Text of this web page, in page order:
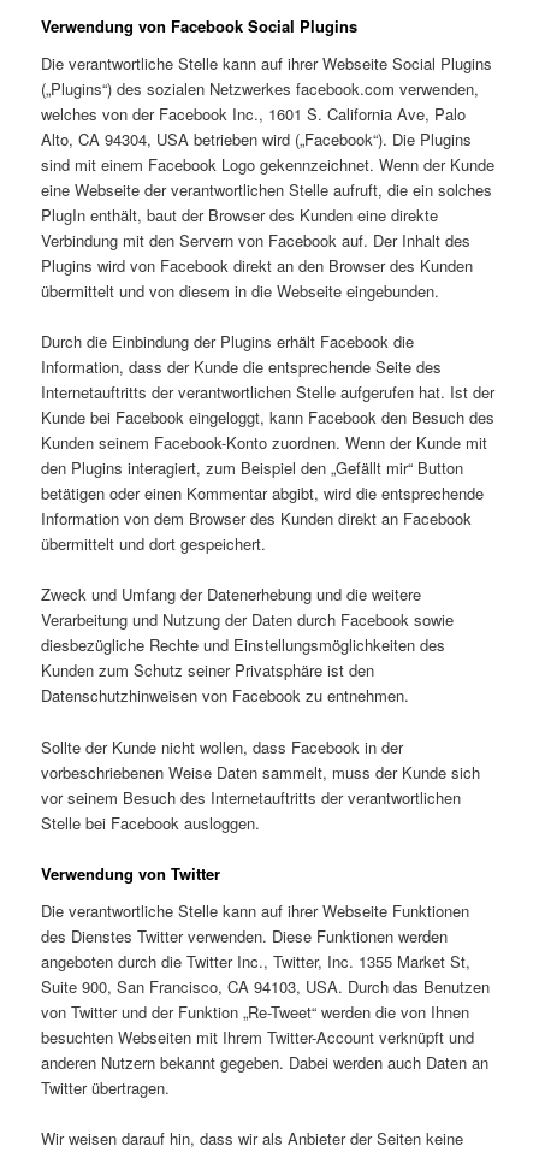
Verwendung von Facebook Social Plugins
Die verantwortliche Stelle kann auf ihrer Webseite Social Plugins
(„Plugins“) des sozialen Netzwerkes facebook.com verwenden,
welches von der Facebook Inc., 1601 S. California Ave, Palo
Alto, CA 94304, USA betrieben wird („Facebook“). Die Plugins
sind mit einem Facebook Logo gekennzeichnet. Wenn der Kunde
eine Webseite der verantwortlichen Stelle aufruft, die ein solches
PlugIn enthält, baut der Browser des Kunden eine direkte
Verbindung mit den Servern von Facebook auf. Der Inhalt des
Plugins wird von Facebook direkt an den Browser des Kunden
übermittelt und von diesem in die Webseite eingebunden.
Durch die Einbindung der Plugins erhält Facebook die
Information, dass der Kunde die entsprechende Seite des
Internetauftritts der verantwortlichen Stelle aufgerufen hat. Ist der
Kunde bei Facebook eingeloggt, kann Facebook den Besuch des
Kunden seinem Facebook-Konto zuordnen. Wenn der Kunde mit
den Plugins interagiert, zum Beispiel den „Gefällt mir“ Button
betätigen oder einen Kommentar abgibt, wird die entsprechende
Information von dem Browser des Kunden direkt an Facebook
übermittelt und dort gespeichert.
Zweck und Umfang der Datenerhebung und die weitere
Verarbeitung und Nutzung der Daten durch Facebook sowie
diesbezügliche Rechte und Einstellungsmöglichkeiten des
Kunden zum Schutz seiner Privatsphäre ist den
Datenschutzhinweisen von Facebook zu entnehmen.
Sollte der Kunde nicht wollen, dass Facebook in der
vorbeschriebenen Weise Daten sammelt, muss der Kunde sich
vor seinem Besuch des Internetauftritts der verantwortlichen
Stelle bei Facebook ausloggen.
Verwendung von Twitter
Die verantwortliche Stelle kann auf ihrer Webseite Funktionen
des Dienstes Twitter verwenden. Diese Funktionen werden
angeboten durch die Twitter Inc., Twitter, Inc. 1355 Market St,
Suite 900, San Francisco, CA 94103, USA. Durch das Benutzen
von Twitter und der Funktion „Re-Tweet“ werden die von Ihnen
besuchten Webseiten mit Ihrem Twitter-Account verknüpft und
anderen Nutzern bekannt gegeben. Dabei werden auch Daten an
Twitter übertragen.
Wir weisen darauf hin, dass wir als Anbieter der Seiten keine